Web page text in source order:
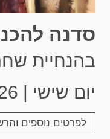
סדנה
בהנחיית
יום שישי | 5.6.26 | 10:00-13:00
לפרטים נוספים